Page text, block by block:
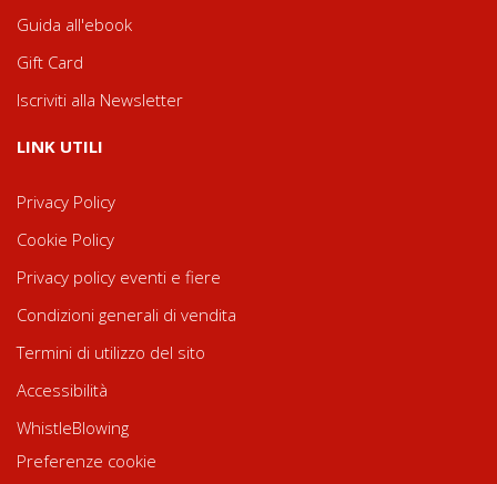
Guida all'ebook
Gift Card
Iscriviti alla Newsletter
LINK UTILI
Privacy Policy
Cookie Policy
Privacy policy eventi e fiere
Condizioni generali di vendita
Termini di utilizzo del sito
Accessibilità
WhistleBlowing
Preferenze cookie